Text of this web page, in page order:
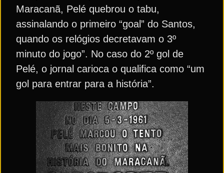
Maracanã, Pelé quebrou o tabu,
assinalando o primeiro “goal” do Santos,
quando os relógios decretavam o 3º
minuto do jogo”. No caso do 2º gol de
Pelé, o jornal carioca o qualifica como “um
gol para entrar para a história”.